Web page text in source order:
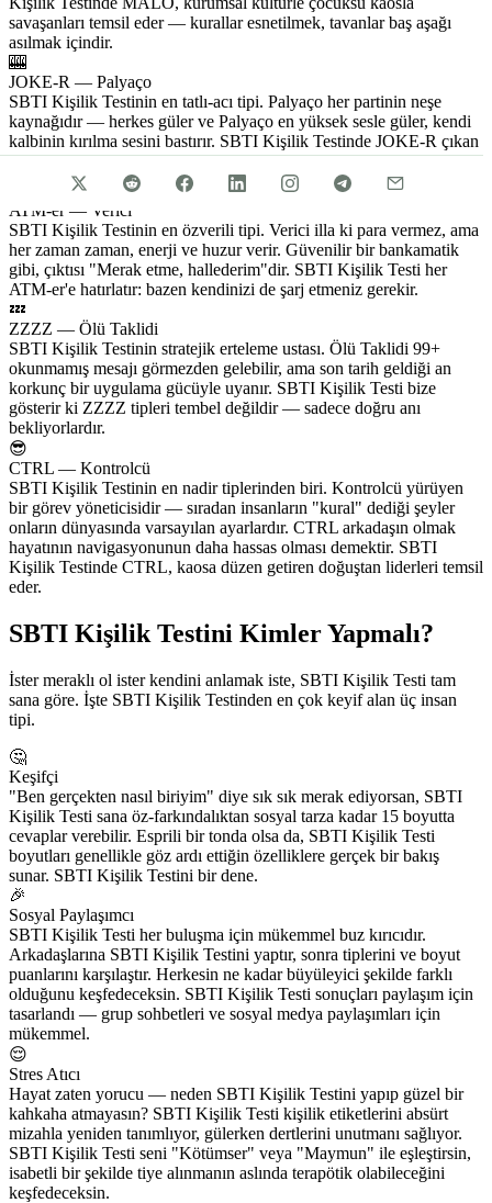
savaşanları temsil eder — kurallar esnetilmek, tavanlar baş aşağı
asılmak içindir.
🎰
JOKE-R — Palyaço
SBTI Kişilik Testinin en tatlı-acı tipi. Palyaço her partinin neşe
kaynağıdır — herkes güler ve Palyaço en yüksek sesle güler, kendi
kalbinin kırılma sesini bastırır. SBTI Kişilik Testinde JOKE-R çıkan
insanlar genellikle sahip olacağın en sıcak arkadaşlardır.
ATM-er — Verici
SBTI Kişilik Testinin en özverili tipi. Verici illa ki para vermez, ama
her zaman zaman, enerji ve huzur verir. Güvenilir bir bankamatik
gibi, çıktısı "Merak etme, hallederim"dir. SBTI Kişilik Testi her
ATM-er'e hatırlatır: bazen kendinizi de şarj etmeniz gerekir.
💤
ZZZZ — Ölü Taklidi
SBTI Kişilik Testinin stratejik erteleme ustası. Ölü Taklidi 99+
okunmamış mesajı görmezden gelebilir, ama son tarih geldiği an
korkunç bir uygulama gücüyle uyanır. SBTI Kişilik Testi bize
gösterir ki ZZZZ tipleri tembel değildir — sadece doğru anı
bekliyorlardır.
😎
CTRL — Kontrolcü
SBTI Kişilik Testinin en nadir tiplerinden biri. Kontrolcü yürüyen
bir görev yöneticisidir — sıradan insanların "kural" dediği şeyler
onların dünyasında varsayılan ayarlardır. CTRL arkadaşın olmak
hayatının navigasyonunun daha hassas olması demektir. SBTI
Kişilik Testinde CTRL, kaosa düzen getiren doğuştan liderleri temsil
eder.
SBTI Kişilik Testini Kimler Yapmalı?
İster meraklı ol ister kendini anlamak iste, SBTI Kişilik Testi tam
sana göre. İşte SBTI Kişilik Testinden en çok keyif alan üç insan
tipi.
🤔
Keşifçi
"Ben gerçekten nasıl biriyim" diye sık sık merak ediyorsan, SBTI
Kişilik Testi sana öz-farkındalıktan sosyal tarza kadar 15 boyutta
cevaplar verebilir. Esprili bir tonda olsa da, SBTI Kişilik Testi
boyutları genellikle göz ardı ettiğin özelliklere gerçek bir bakış
sunar. SBTI Kişilik Testini bir dene.
🎉
Sosyal Paylaşımcı
SBTI Kişilik Testi her buluşma için mükemmel buz kırıcıdır.
Arkadaşlarına SBTI Kişilik Testini yaptır, sonra tiplerini ve boyut
puanlarını karşılaştır. Herkesin ne kadar büyüleyici şekilde farklı
olduğunu keşfedeceksin. SBTI Kişilik Testi sonuçları paylaşım için
tasarlandı — grup sohbetleri ve sosyal medya paylaşımları için
mükemmel.
😌
Stres Atıcı
Hayat zaten yorucu — neden SBTI Kişilik Testini yapıp güzel bir
kahkaha atmayasın? SBTI Kişilik Testi kişilik etiketlerini absürt
mizahla yeniden tanımlıyor, gülerken dertlerini unutmanı sağlıyor.
SBTI Kişilik Testi seni "Kötümser" veya "Maymun" ile eşleştirsin,
isabetli bir şekilde tiye alınmanın aslında terapötik olabileceğini
keşfedeceksin.